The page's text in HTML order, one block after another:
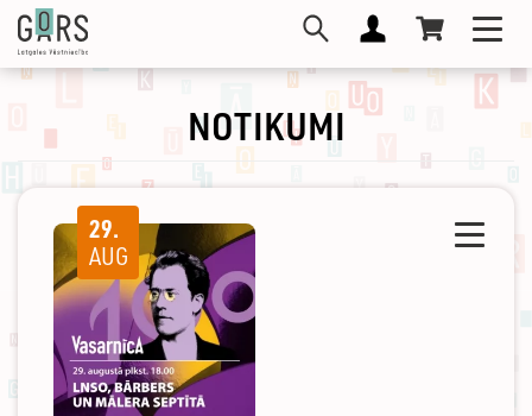
Pārlekt
galveno
saturu
NOTIKUMI
Toggle
29.
AUG